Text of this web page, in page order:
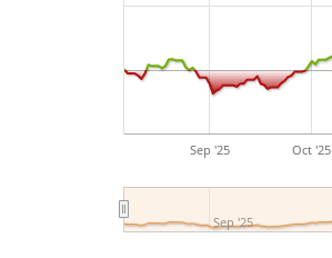
Sep '25 Oct '25
Sep '25